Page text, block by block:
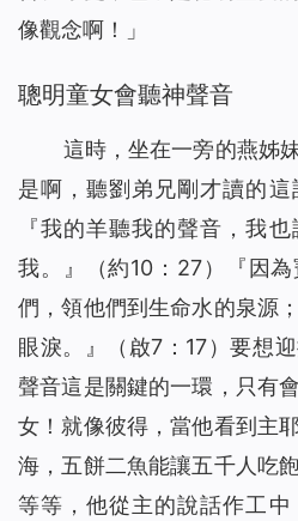
像觀念啊！」
聰明童女會聽神聲音
這時，坐在一旁的燕姊
是啊，聽劉弟兄剛才讀的這
『我的羊聽我的聲音，我
我。』
（約10：27）『 因
們，領他們到生命水的泉源
眼淚。』
（啟7：17）要想
聲音這是關鍵的一環，只有
女！就像彼得，當他看到主
海，五餅二魚能讓五千人吃
等等，他從主的說話作工